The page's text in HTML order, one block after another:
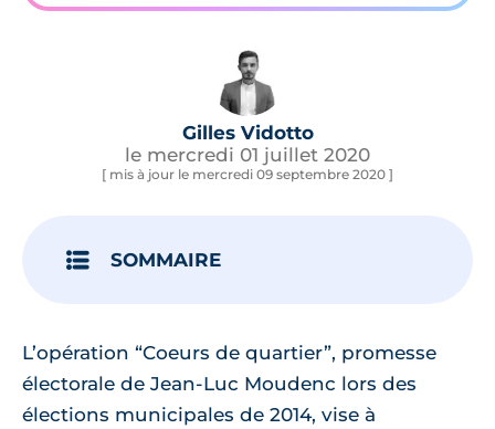
Gilles Vidotto
le mercredi 01 juillet 2020
[ mis à jour le mercredi 09 septembre 2020 ]
SOMMAIRE
L’opération “Coeurs de quartier”, promesse
électorale de Jean-Luc Moudenc lors des
élections municipales de 2014, vise à